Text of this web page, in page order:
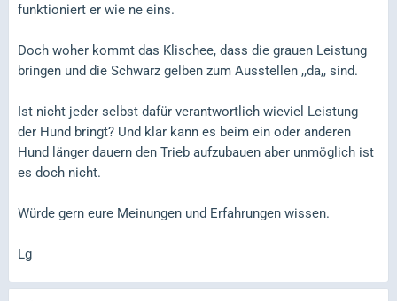
funktioniert er wie ne eins.
Doch woher kommt das Klischee, dass die grauen Leistung
bringen und die Schwarz gelben zum Ausstellen ,,da,, sind.
Ist nicht jeder selbst dafür verantwortlich wieviel Leistung
der Hund bringt? Und klar kann es beim ein oder anderen
Hund länger dauern den Trieb aufzubauen aber unmöglich ist
es doch nicht.
Würde gern eure Meinungen und Erfahrungen wissen.
Lg